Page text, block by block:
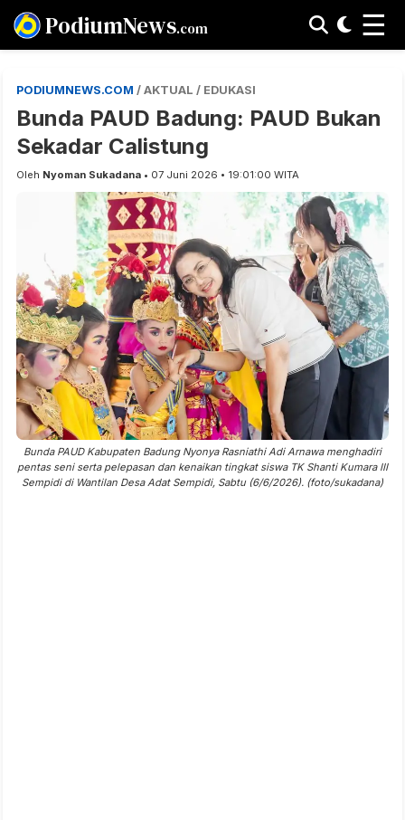
PodiumNews.com ☰
PODIUMNEWS.COM / AKTUAL / EDUKASI
Bunda PAUD Badung: PAUD Bukan
Sekadar Calistung
Oleh Nyoman Sukadana • 07 Juni 2026 • 19:01:00 WITA
Bunda PAUD Kabupaten Badung Nyonya Rasniathi Adi Arnawa menghadiri
pentas seni serta pelepasan dan kenaikan tingkat siswa TK Shanti Kumara III
Sempidi di Wantilan Desa Adat Sempidi, Sabtu (6/6/2026). (foto/sukadana)